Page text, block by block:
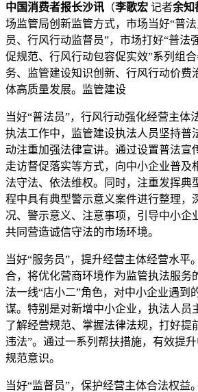
中国消费者报长沙讯 （李歌宏 记者余知
场监管局创新监管方式，市场当好“普
员、行风行动监督员”，市场打好“普法
促规范、行风行动包容促实效”系列组
务、监管建设知识创新、行风行动价费
体高质量发展。监管建设
当好“普法员”，行风行动强化经营主体
执法工作中，监管建设执法人员坚持普
动注重加强法律宣讲。通过设置普法宣
走访督促落实等方式，向中小企业普及
法守法、依法维权。同时，注重发挥典
程中具有典型警示意义案件进行整理，
况、警示意义、注意事项，引导中小企
共同营造诚信守法的市场环境。
当好“服务员”，提升经营主体经营水平
合，将优化营商环境作为监管执法服务
法一线“店小二”角色，对中小企业遇到
谋。特别是对新增中小企业，执法人员
了解经营规范、掌握法律法规，打好提
违法”。通过一系列帮扶措施，有效提
规范意识。
当好“监督员”，保护经营主体合法权益